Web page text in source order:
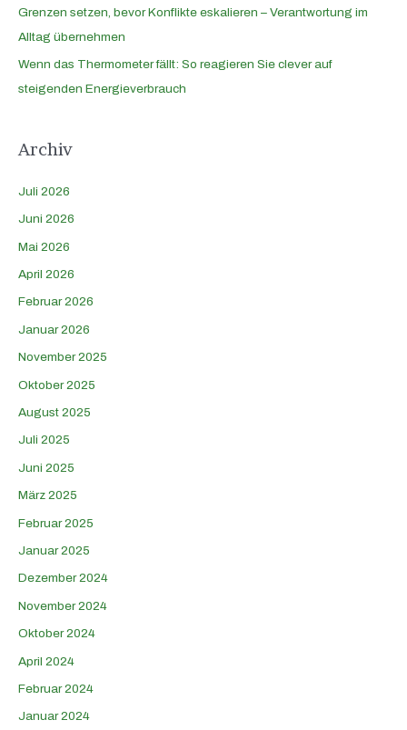
Grenzen setzen, bevor Konflikte eskalieren – Verantwortung im
Alltag übernehmen
Wenn das Thermometer fällt: So reagieren Sie clever auf
steigenden Energieverbrauch
Archiv
Juli 2026
Juni 2026
Mai 2026
April 2026
Februar 2026
Januar 2026
November 2025
Oktober 2025
August 2025
Juli 2025
Juni 2025
März 2025
Februar 2025
Januar 2025
Dezember 2024
November 2024
Oktober 2024
April 2024
Februar 2024
Januar 2024